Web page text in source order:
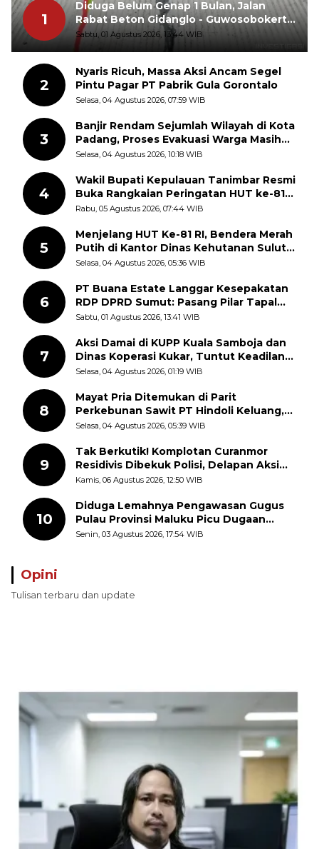
1
Diduga Belum Genap 1 Bulan, Jalan
Rabat Beton Gidanglo - Guwosobokerto
Sudah Pecah
Sabtu, 01 Agustus 2026, 13:44 WIB
2
Nyaris Ricuh, Massa Aksi Ancam Segel
Pintu Pagar PT Pabrik Gula Gorontalo
Selasa, 04 Agustus 2026, 07:59 WIB
3
Banjir Rendam Sejumlah Wilayah di Kota
Padang, Proses Evakuasi Warga Masih
Berlangsung
Selasa, 04 Agustus 2026, 10:18 WIB
4
Wakil Bupati Kepulauan Tanimbar Resmi
Buka Rangkaian Peringatan HUT ke-81
Kemerdekaan RI, ASN Diajak Perkuat
Rabu, 05 Agustus 2026, 07:44 WIB
5
Menjelang HUT Ke-81 RI, Bendera Merah
Putih di Kantor Dinas Kehutanan Sulut
Disorot Warga
Selasa, 04 Agustus 2026, 05:36 WIB
6
PT Buana Estate Langgar Kesepakatan
RDP DPRD Sumut: Pasang Pilar Tapal
Batas Sepihak Tanpa Libatkan
Sabtu, 01 Agustus 2026, 13:41 WIB
7
Aksi Damai di KUPP Kuala Samboja dan
Dinas Koperasi Kukar, Tuntut Keadilan
dan Kesempatan Kerja yang Adil
Selasa, 04 Agustus 2026, 01:19 WIB
8
Mayat Pria Ditemukan di Parit
Perkebunan Sawit PT Hindoli Keluang,
Polisi Selidiki Penyebab Kematian
Selasa, 04 Agustus 2026, 05:39 WIB
9
Tak Berkutik! Komplotan Curanmor
Residivis Dibekuk Polisi, Delapan Aksi
Curanmor Di Candipuro Terungkap
Kamis, 06 Agustus 2026, 12:50 WIB
10
Diduga Lemahnya Pengawasan Gugus
Pulau Provinsi Maluku Picu Dugaan
Pungli terhadap Nelayan Bale-Bale di
Senin, 03 Agustus 2026, 17:54 WIB
Opini
Tulisan terbaru dan update